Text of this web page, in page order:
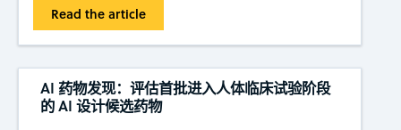
Read the article
AI 药物发现：评估首批进入人体临床试验阶段
的 AI 设计候选药物